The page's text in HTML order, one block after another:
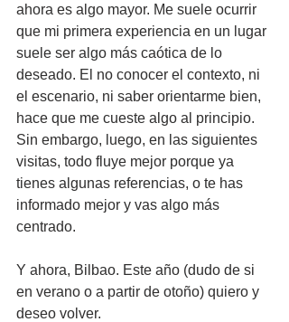
ahora es algo mayor. Me suele ocurrir
que mi primera experiencia en un lugar
suele ser algo más caótica de lo
deseado. El no conocer el contexto, ni
el escenario, ni saber orientarme bien,
hace que me cueste algo al principio.
Sin embargo, luego, en las siguientes
visitas, todo fluye mejor porque ya
tienes algunas referencias, o te has
informado mejor y vas algo más
centrado.
Y ahora, Bilbao. Este año (dudo de si
en verano o a partir de otoño) quiero y
deseo volver.